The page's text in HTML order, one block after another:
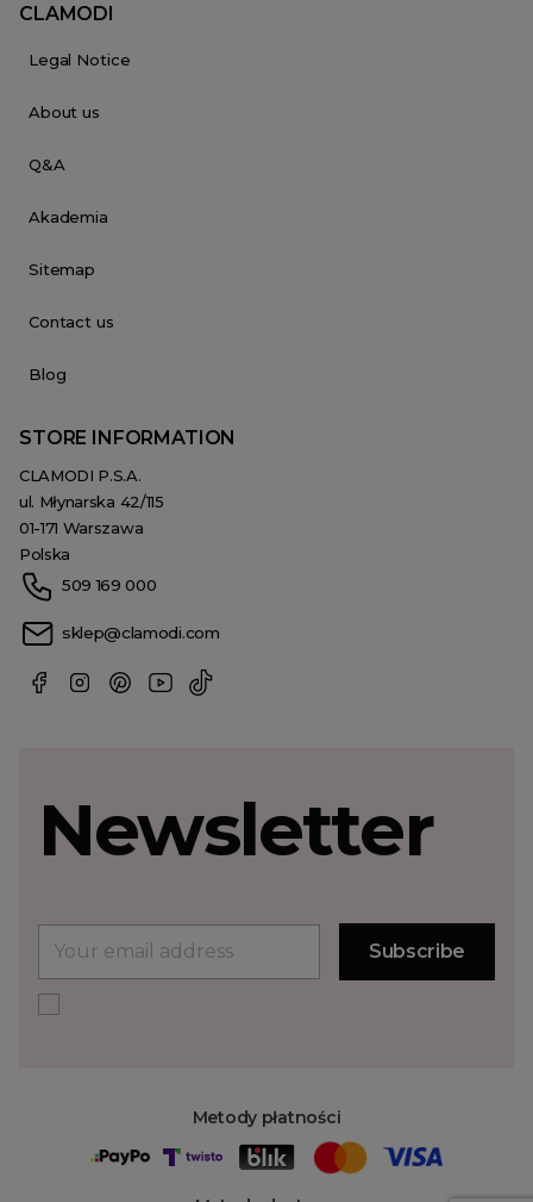
CLAMODI
Legal Notice
About us
Q&A
Akademia
Sitemap
Contact us
Blog
STORE INFORMATION
CLAMODI P.S.A.
ul. Młynarska 42/115
01-171 Warszawa
Polska
509 169 000
sklep@clamodi.com
Metody płatności
Newsletter